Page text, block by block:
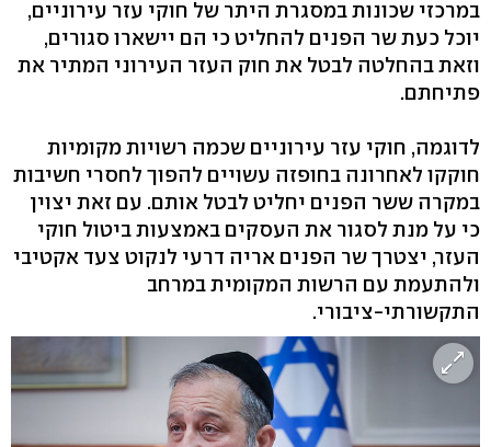
במרכזי שכונות במסגרת היתר של חוקי עזר עירוניים,
יוכל כעת שר הפנים להחליט כי הם יישארו סגורים,
וזאת בהחלטה לבטל את חוק העזר העירוני המתיר את
פתיחתם.
לדוגמה, חוקי עזר עירוניים שכמה רשויות מקומיות
חוקקו לאחרונה בחופזה עשויים להפוך לחסרי חשיבות
במקרה ששר הפנים יחליט לבטל אותם. עם זאת יצוין
כי על מנת לסגור את העסקים באמצעות ביטול חוקי
העזר, יצטרך שר הפנים אריה דרעי לנקוט צעד אקטיבי
ולהתעמת עם הרשות המקומית במרחב
התקשורתי-ציבורי.